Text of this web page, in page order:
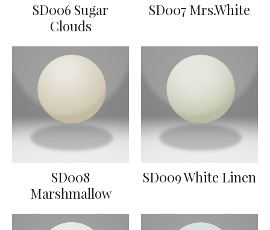
SD006 Sugar
Clouds
SD007 Mrs.White
SD008
Marshmallow
SD009 White Linen